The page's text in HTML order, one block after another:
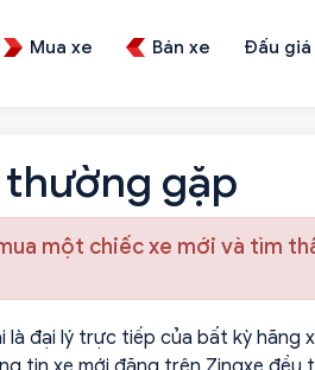
Mua xe Bán xe Đấu giá
thường gặp
một chiếc xe mới và tìm
là đại lý trực tiếp của bất kỳ